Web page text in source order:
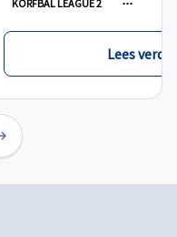
KORFBAL LEAGUE 2
Lees verder